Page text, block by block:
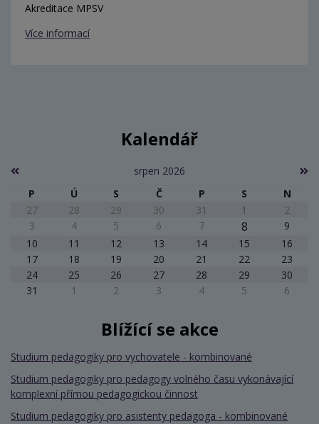
Akreditace MPSV
Více informací
Kalendář
srpen 2026
P
Ú S Č P S
N
27
28 29 30 31 1
2
3
4 5 6 7 8
9
10
11 12 13 14 15
16
17
18 19 20 21 22
23
24
25 26 27 28 29
30
31
1 2 3 4 5 6
Blížící se akce
Studium pedagogiky pro vychovatele - kombinované
Studium pedagogiky pro pedagogy volného času vykonávající
komplexní přímou pedagogickou činnost
Studium pedagogiky pro asistenty pedagoga - kombinované